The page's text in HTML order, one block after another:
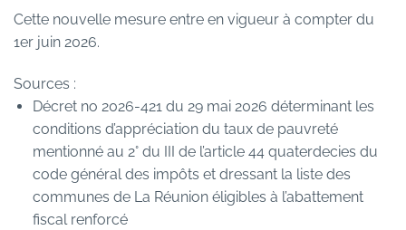
Cette nouvelle mesure entre en vigueur à compter du
1er juin 2026.
Sources :
Décret no 2026-421 du 29 mai 2026 déterminant les
conditions d’appréciation du taux de pauvreté
mentionné au 2° du III de l’article 44 quaterdecies du
code général des impôts et dressant la liste des
communes de La Réunion éligibles à l’abattement
fiscal renforcé